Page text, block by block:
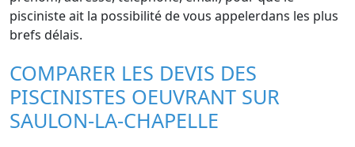
pisciniste ait la possibilité de vous appelerdans les plus
brefs délais.
COMPARER LES DEVIS DES
PISCINISTES OEUVRANT SUR
SAULON-LA-CHAPELLE